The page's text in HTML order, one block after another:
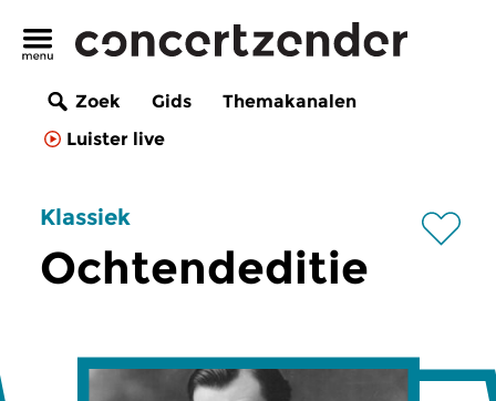
Zoek Gids
Themakanalen
Luister live
Klassiek
Ochtendeditie